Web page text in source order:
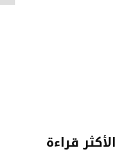
الأكثر قراءة